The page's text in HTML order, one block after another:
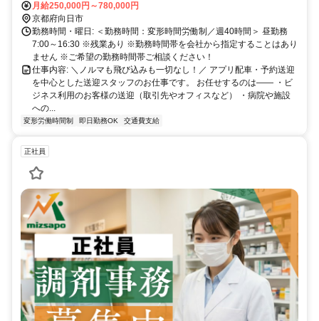
徒歩10分
月給250,000円～780,000円
京都府向日市
勤務時間・曜日: ＜勤務時間：変形時間労働制／週40時間＞ 昼勤務
7:00～16:30 ※残業あり ※勤務時間帯を会社から指定することはあり
ません ※ご希望の勤務時間帯ご相談ください！
仕事内容: ＼ノルマも飛び込みも一切なし！／ アプリ配車・予約送迎
を中心とした送迎スタッフのお仕事です。 お任せするのは―― ・ビ
ジネス利用のお客様の送迎（取引先やオフィスなど） ・病院や施設
への...
変形労働時間制 即日勤務OK 交通費支給
正社員